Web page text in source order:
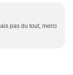
pas du tout, merci